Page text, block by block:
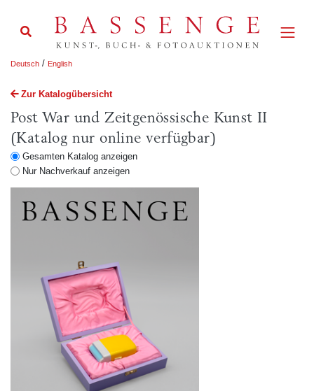
Deutsch / English
Zur Katalogübersicht
Post War und Zeitgenössische Kunst II
(Katalog nur online verfügbar)
Gesamten Katalog anzeigen
Nur Nachverkauf anzeigen